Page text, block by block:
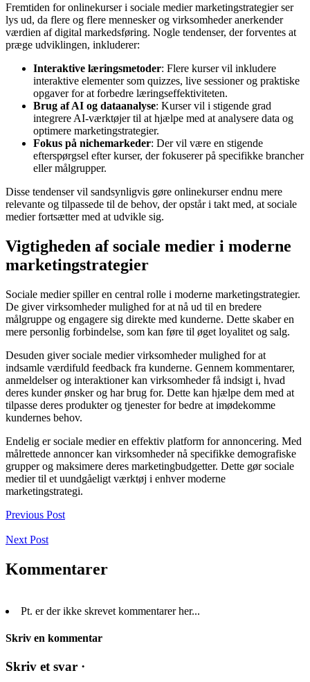
Fremtiden for onlinekurser i sociale medier marketingstrategier ser
lys ud, da flere og flere mennesker og virksomheder anerkender
værdien af digital markedsføring. Nogle tendenser, der forventes at
præge udviklingen, inkluderer:
Interaktive læringsmetoder: Flere kurser vil inkludere
interaktive elementer som quizzes, live sessioner og praktiske
opgaver for at forbedre læringseffektiviteten.
Brug af AI og dataanalyse: Kurser vil i stigende grad
integrere AI-værktøjer til at hjælpe med at analysere data og
optimere marketingstrategier.
Fokus på nichemarkeder: Der vil være en stigende
efterspørgsel efter kurser, der fokuserer på specifikke brancher
eller målgrupper.
Disse tendenser vil sandsynligvis gøre onlinekurser endnu mere
relevante og tilpassede til de behov, der opstår i takt med, at sociale
medier fortsætter med at udvikle sig.
Vigtigheden af sociale medier i moderne
marketingstrategier
Sociale medier spiller en central rolle i moderne marketingstrategier.
De giver virksomheder mulighed for at nå ud til en bredere
målgruppe og engagere sig direkte med kunderne. Dette skaber en
mere personlig forbindelse, som kan føre til øget loyalitet og salg.
Desuden giver sociale medier virksomheder mulighed for at
indsamle værdifuld feedback fra kunderne. Gennem kommentarer,
anmeldelser og interaktioner kan virksomheder få indsigt i, hvad
deres kunder ønsker og har brug for. Dette kan hjælpe dem med at
tilpasse deres produkter og tjenester for bedre at imødekomme
kundernes behov.
Endelig er sociale medier en effektiv platform for annoncering. Med
målrettede annoncer kan virksomheder nå specifikke demografiske
grupper og maksimere deres marketingbudgetter. Dette gør sociale
medier til et uundgåeligt værktøj i enhver moderne
marketingstrategi.
Previous Post
Next Post
Kommentarer
Pt. er der ikke skrevet kommentarer her...
Skriv en kommentar
Skriv et svar ·